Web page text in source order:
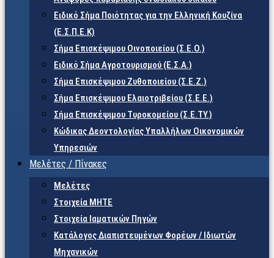
Ειδικό Σήμα Ποιότητας για την Ελληνική Κουζίνα
(Ε.Σ.Π.Ε.Κ)
Σήμα Επισκέψιμου Οινοποιείου (Σ.Ε.Ο.)
Ειδικό Σήμα Αγροτουρισμού (Ε.Σ.Α.)
Σήμα Επισκέψιμου Ζυθοποιείου (Σ.Ε.Ζ.)
Σήμα Επισκέψιμου Ελαιοτριβείου (Σ.Ε.Ε.)
Σήμα Επισκέψιμου Τυροκομείου (Σ.Ε.TY.)
Κώδικας Δεοντολογίας Υπαλλήλων Οικονομικών
Υπηρεσιών
Μελέτες / Πίνακες
Μελέτες
Στοιχεία ΜΗΤΕ
Στοιχεία Ιαματικών Πηγών
Κατάλογος Διαπιστευμένων Φορέων / Ιδιωτών
Μηχανικών